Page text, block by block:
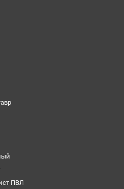
ПВЛ